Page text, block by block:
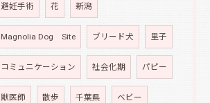
避妊手術 花 新潟
Magnolia Dog Site ブリード犬 里子
コミュニケーション 社会化期 パピー
獣医師 散歩 千葉県 ベビー